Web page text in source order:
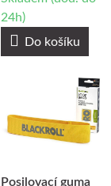
24h)
Do košíku
Posilovací guma